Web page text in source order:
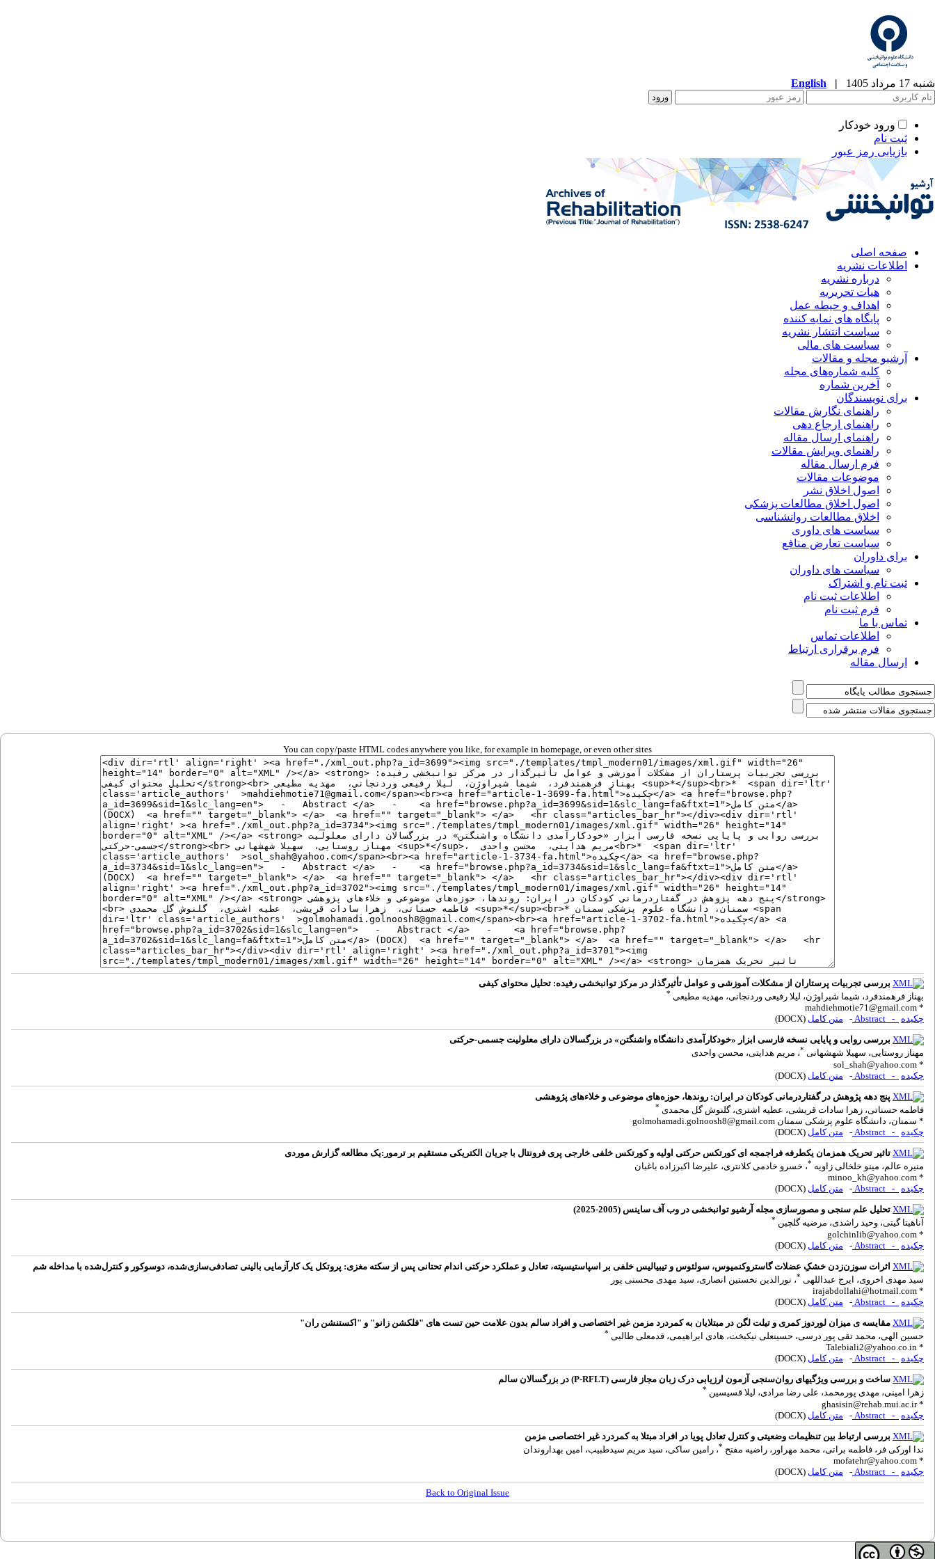
شنبه 17 مرداد 1405 |
English
ورود خودکار
ثبت نام
بازیابی رمز عبور
صفحه اصلی
اطلاعات نشریه
درباره نشریه
هیات تحریریه
اهداف و حیطه عمل
پایگاه های نمایه کننده
سیاست انتشار نشریه
سیاست های مالی
آرشیو مجله و مقالات
کلیه شماره‌های مجله
آخرین شماره
برای نویسندگان
راهنمای نگارش مقالات
راهنمای ارجاع دهی
راهنمای ارسال مقاله
راهنمای ویرایش مقالات
فرم ارسال مقاله
موضوعات مقالات
اصول اخلاق نشر
اصول اخلاق مطالعات پزشکی
اخلاق مطالعات روانشناسی
سیاست های داوری
سیاست تعارض منافع
برای داوران
سیاست های داوران
ثبت نام و اشتراک
اطلاعات ثبت نام
فرم ثبت نام
تماس با ما
اطلاعات تماس
فرم برقراری ارتباط
ارسال مقاله
You can copy/paste HTML codes anywhere you like, for example in homepage, or even other sites
بررسی تجربیات پرستاران از مشکلات آموزشی و عوامل تأثیرگذار در مرکز توانبخشی رفیده: تحلیل محتوای کیفی
بهناز فرهمندفرد، شیما شیراوژن، لیلا رفیعی وردنجانی، مهدیه مطیعی *
*
mahdiehmotie71@gmail.com
چکیده
- Abstract
- متن کامل (DOCX)
بررسی روایی و پایایی نسخه فارسی ابزار «خودکارآمدی دانشگاه واشنگتن» در بزرگسالان دارای معلولیت جسمی-حرکتی
مهناز روستایی، سهیلا شهشهانی *، مریم هدایتی، محسن واحدی
*
sol_shah@yahoo.com
چکیده
- Abstract
- متن کامل (DOCX)
پنج دهه پژوهش در گفتاردرمانی کودکان در ایران: روندها، حوزه‌های موضوعی و خلاء‌های پژوهشی
فاطمه حسناتی، زهرا سادات قریشی، عطیه اشتری، گلنوش گل محمدی *
* سمنان، دانشگاه علوم پزشکی سمنان golmohamadi.golnoosh8@gmail.com
چکیده
- Abstract
- متن کامل (DOCX)
تاثیر تحریک همزمان یکطرفه فراجمجه ای کورتکس حرکتی اولیه و کورتکس خلفی خارجی پری فرونتال با جریان الکتریکی مستقیم بر ترمور:یک مطالعه گزارش موردی
منیره عالم، مینو خلخالی زاویه *، خسرو خادمی کلانتری، علیرضا اکبرزاده باغبان
*
minoo_kh@yahoo.com
چکیده
- Abstract
- متن کامل (DOCX)
تحلیل علم سنجی و مصورسازی مجله آرشیو توانبخشی در وب آف ساینس (2005-2025)
آناهیتا گیتی، وحید راشدی، مرضیه گلچین *
*
golchinlib@yahoo.com
چکیده
- Abstract
- متن کامل (DOCX)
اثرات سوزن‌زدن خشکِ عضلات گاستروکنمیوس، سولئوس و تیبیالیس خلفی بر اسپاستیسیته، تعادل و عملکرد حرکتی اندام تحتانی پس از سکته مغزی: پروتکل یک کارآزمایی بالینی تصادفی‌سازی‌شده، دوسوکور و کنترل‌شده با مداخله شم
سید مهدی اخروی، ایرج عبداللهی *، نورالدین نخستین انصاری، سید مهدی محسنی پور
*
irajabdollahi@hotmail.com
چکیده
- Abstract
- متن کامل (DOCX)
مقایسه ی میزان لوردوز کمری و تیلت لگن در مبتلایان به کمردرد مزمن غیر اختصاصی و افراد سالم بدون علامت حین تست های "فلکشن زانو" و "اکستنشن ران"
حسین الهی، محمد تقی پور درسی، حسینعلی نیکبخت، هادی ابراهیمی، قدمعلی طالبی *
*
Talebiali2@yahoo.co.in
چکیده
- Abstract
- متن کامل (DOCX)
ساخت و بررسی ویژگیهای روان‌سنجی آزمون ارزیابی درک زبان مجاز فارسی (P-RFLT) در بزرگسالان سالم
زهرا امینی، مهدی پورمحمد، علی رضا مرادی، لیلا قسیسین *
*
ghasisin@rehab.mui.ac.ir
چکیده
- Abstract
- متن کامل (DOCX)
بررسی ارتباط بین تنظیمات وضعیتی و کنترل تعادل پویا در افراد مبتلا به کمردرد غیر اختصاصی مزمن
ندا اورکی فر، فاطمه براتی، محمد مهراور، راضیه مفتح *، رامین ساکی، سید مریم سیدطبیب، امین بهداروندان
*
mofatehr@yahoo.com
چکیده
- Abstract
- متن کامل (DOCX)
Back to Original Issue